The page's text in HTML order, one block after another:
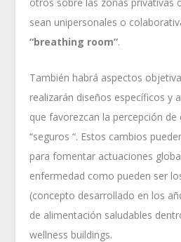
otros sobre las zonas privativas
sean unipersonales o
“breathing room”.
También habrá aspectos
realizarán diseños específicos y
que favorezcan la percepción de
“seguros “. Estos cambios
para fomentar actuaciones
enfermedad como pueden ser
(concepto desarrollado en los
de alimentación saludables
wellness buildings.